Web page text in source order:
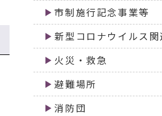
市制施行記念事業等
新型コロナウイルス関
火災・救急
避難場所
消防団